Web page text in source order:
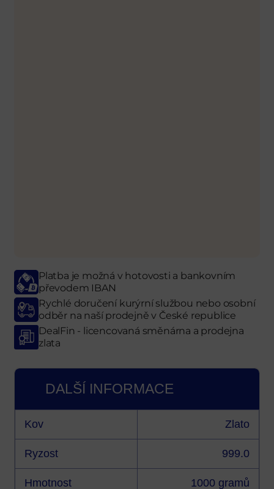
Platba je možná v hotovosti a bankovním
převodem IBAN
Rychlé doručení kurýrní službou nebo osobní
odběr na naší prodejně v České republice
DealFin - licencovaná směnárna a prodejna
zlata
DALŠÍ INFORMACE
Kov Zlato
Ryzost 999.0
Hmotnost 1000 gramů